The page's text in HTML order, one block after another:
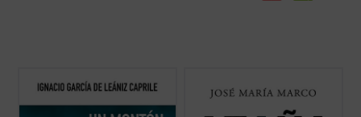
El libro supone una aproximación fecunda a
La tierra baldíade Eliot considerándola
María Marco, autor hace ya treinta años de
una de las más importantes biografías de
Manuel Azaña, ha compuesto este nuevo